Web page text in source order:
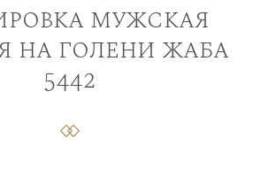
мужская
на голени жаба
5442